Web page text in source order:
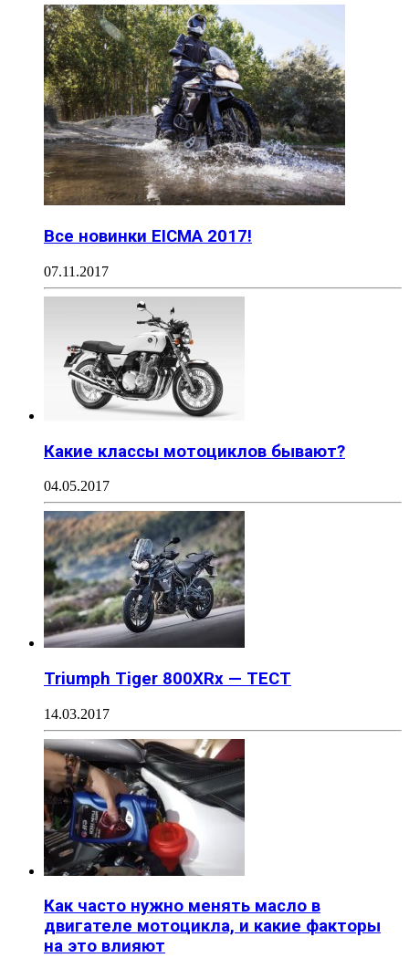
Все новинки EICMA 2017!
07.11.2017
Какие классы мотоциклов бывают?
04.05.2017
Triumph Tiger 800XRx — ТЕСТ
14.03.2017
Как часто нужно менять масло в
двигателе мотоцикла, и какие факторы
на это влияют